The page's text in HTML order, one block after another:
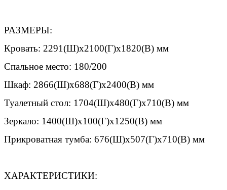
РАЗМЕРЫ:
Кровать: 2291(Ш)х2100(Г)х1820(В) мм
Спальное место: 180/200
Шкаф: 2866(Ш)х688(Г)х2400(В) мм
Туалетный стол: 1704(Ш)х480(Г)х710(В) мм
Зеркало: 1400(Ш)х100(Г)х1250(В) мм
Прикроватная тумба: 676(Ш)х507(Г)х710(В) мм
ХАРАКТЕРИСТИКИ: